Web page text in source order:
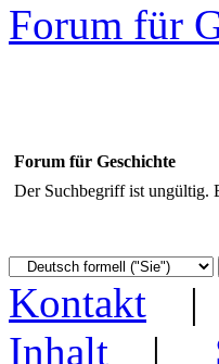
Forum für
Forum für Geschichte
Der Suchbegriff ist ungültig.
Kontakt
Inhalt |